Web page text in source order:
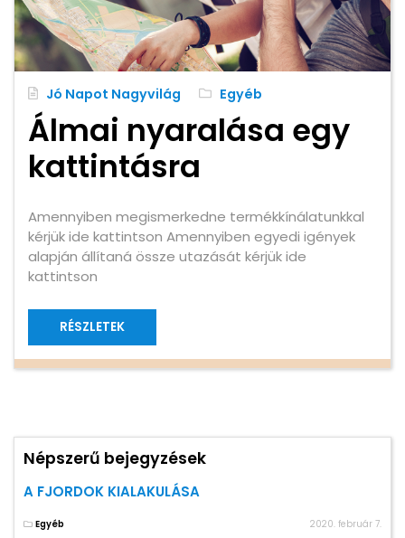
Jó Napot Nagyvilág Egyéb
Álmai nyaralása egy
kattintásra
Amennyiben megismerkedne termékkínálatunkkal
kérjük ide kattintson Amennyiben egyedi igények
alapján állítaná össze utazását kérjük ide
kattintson
RÉSZLETEK
Népszerű bejegyzések
A FJORDOK KIALAKULÁSA
Egyéb 2020. február 7.